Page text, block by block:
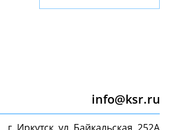
info@ksr.ru